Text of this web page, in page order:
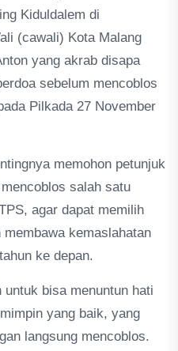
Kiduldalem di
(cawali) Kota Malang
yang akrab disapa
sebelum mencoblos
Pilkada 27 November
memohon petunjuk
salah satu
agar dapat memilih
kemaslahatan
ke depan.
bisa menuntun hati
yang baik, yang
langsung mencoblos.